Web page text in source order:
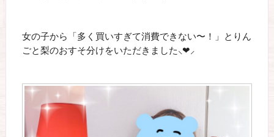
女の子から「多く買いすぎて消費できない〜！」とりん
ごと梨のおすそ分けをいただきました⸜❤︎⸝‍